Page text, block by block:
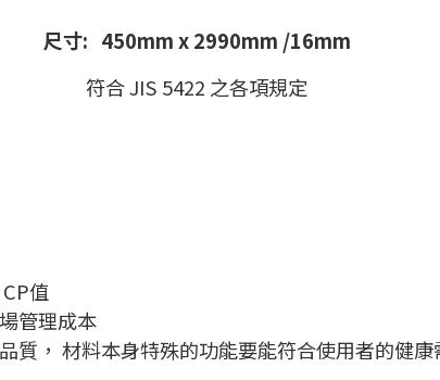
尺寸: 450mm x 2990mm /16mm
符合 JIS 5422 之各項規定
值
管理成本
質， 材料本身特殊的功能要能符合使用者的健康